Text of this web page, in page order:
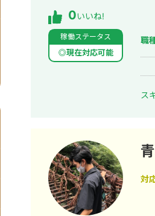
0いいね!
稼働ステータス
◎現在対応可能
職
ス
対